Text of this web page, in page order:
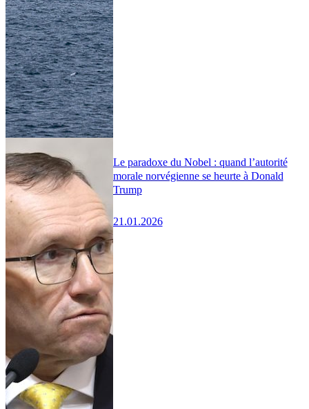
Le paradoxe du Nobel : quand l’autorité
morale norvégienne se heurte à Donald
Trump
21.01.2026